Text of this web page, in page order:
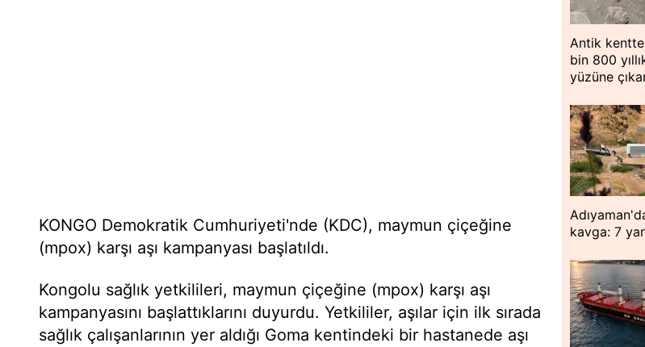
KONGO Demokratik Cumhuriyeti'nde (KDC), maymun çiçeğine
(mpox) karşı aşı kampanyası başlatıldı.
Kongolu sağlık yetkilileri, maymun çiçeğine (mpox) karşı aşı
kampanyasını başlattıklarını duyurdu. Yetkililer, aşılar için ilk sırada
sağlık çalışanlarının yer aldığı Goma kentindeki bir hastanede aşı
Antik kentte
bin 800
yüzüne
kavga: 7